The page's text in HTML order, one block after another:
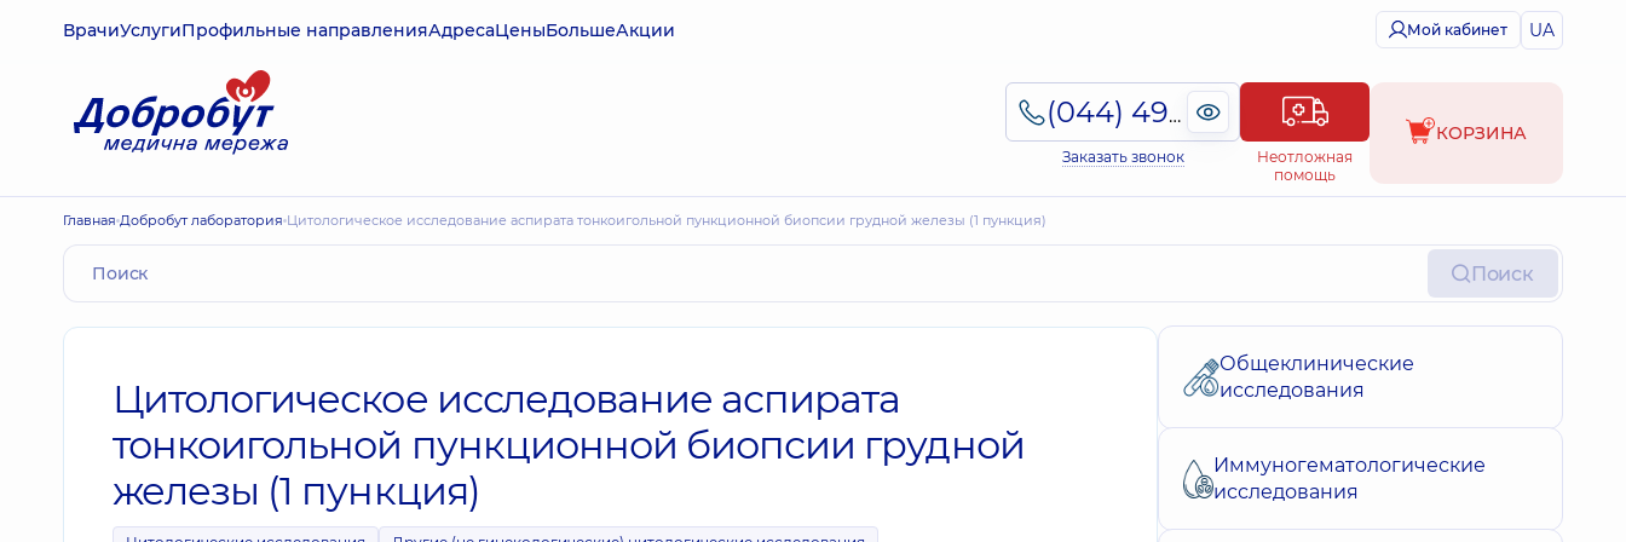
ВрачиУслугиПрофильные направленияАдресаЦеныБольшеАкции Мой кабинет UA
(044) 495-2-888
Заказать звонок
Неотложная
помощь
КОРЗИНА
Главная Добробут лаборатория Цитологическое исследование аспирата тонкоигольной пункционной биопсии грудной железы (1 пункция)
Поиск
Цитологическое исследование аспирата
тонкоигольной пункционной биопсии грудной
железы (1 пункция)
Общеклинические
исследования
Иммуногематологические
исследования